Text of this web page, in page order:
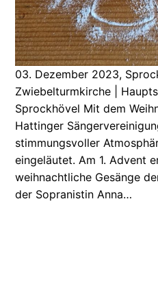
03. Dezember 2023,
Zwiebelturmkirche |
Sprockhövel Mit dem
Hattinger
stimmungsvoller
eingeläutet. Am 1. Advent
weihnachtliche Gesänge
der Sopranistin Anna…